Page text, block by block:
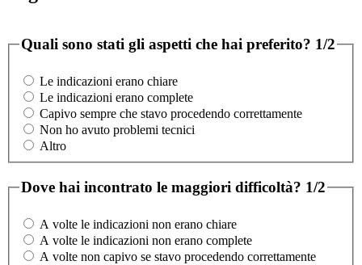
Quali sono stati gli aspetti che hai preferito? 1/2
Le indicazioni erano chiare
Le indicazioni erano complete
Capivo sempre che stavo procedendo correttamente
Non ho avuto problemi tecnici
Altro
Dove hai incontrato le maggiori difficoltà? 1/2
A volte le indicazioni non erano chiare
A volte le indicazioni non erano complete
A volte non capivo se stavo procedendo correttamente